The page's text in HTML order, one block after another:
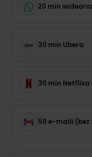
20 min
30 min Ubera
30 min Netflixa
50 e-maili (bez